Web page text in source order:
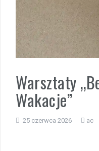
Gala Laureatów
Warsztaty
Wakacje”
25 czerwca 2026 ac